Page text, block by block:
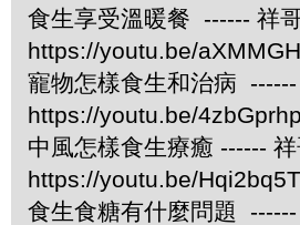
食生享受溫暖餐 ------ 祥
https://youtu.be/
寵物怎樣食生和治病
https://youtu.be/
中風怎樣食生療癒 ------
https://youtu.be/
食生食糖有什麼問題